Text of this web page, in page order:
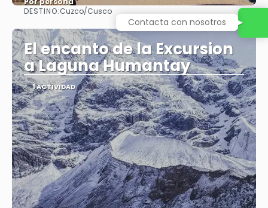
Ver
DESTINO:Cuzco/Cusco
El encanto de la Excursion
a Laguna Humantay
1 ACTIVIDAD
Contacta con nosotros